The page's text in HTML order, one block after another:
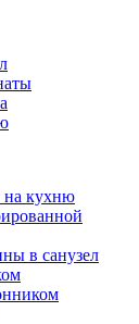
кухню
в санузел